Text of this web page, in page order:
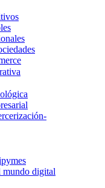
mundo digital